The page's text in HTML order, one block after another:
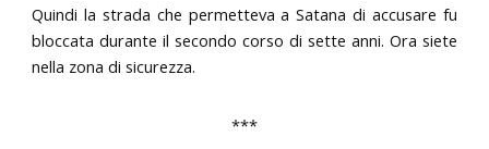
Quindi la strada che permetteva a Satana di accusare fu
bloccata durante il secondo corso di sette anni. Ora siete
nella zona di sicurezza.
***